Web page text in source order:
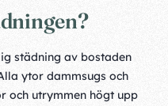
städning av bostaden
ytor dammsugs och
och utrymmen högt upp